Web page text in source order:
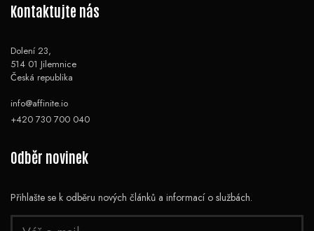
Kontaktujte nás
Dolení 23,
514 01 Jilemnice
Česká republika
info@affinite.io
+420 730 700 040
Odběr novinek
Přihlašte se k odběru nových článků a informací o službách.